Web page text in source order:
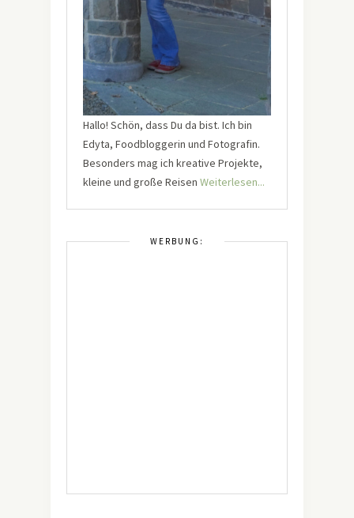
Hallo! Schön, dass Du da bist. Ich bin
Edyta, Foodbloggerin und Fotografin.
Besonders mag ich kreative Projekte,
kleine und große Reisen Weiterlesen...
WERBUNG: